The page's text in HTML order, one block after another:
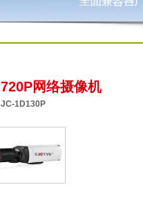
720P网络摄像机
JC-1D130P